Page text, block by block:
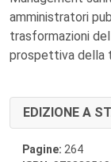
amministratori
trasformazioni
prospettiva della
EDIZIONE A
Pagine: 264